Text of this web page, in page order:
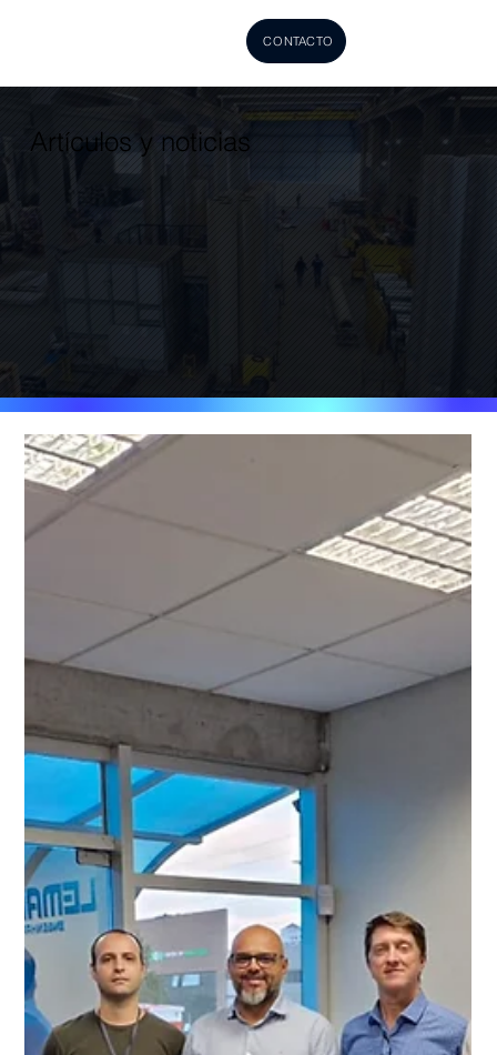
CONTACTO
Artículos y noticias